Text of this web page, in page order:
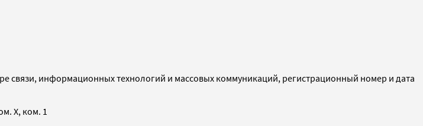
связи, информационных технологий и массовых коммуникаций, регистрационный номер и дата
X, ком. 1